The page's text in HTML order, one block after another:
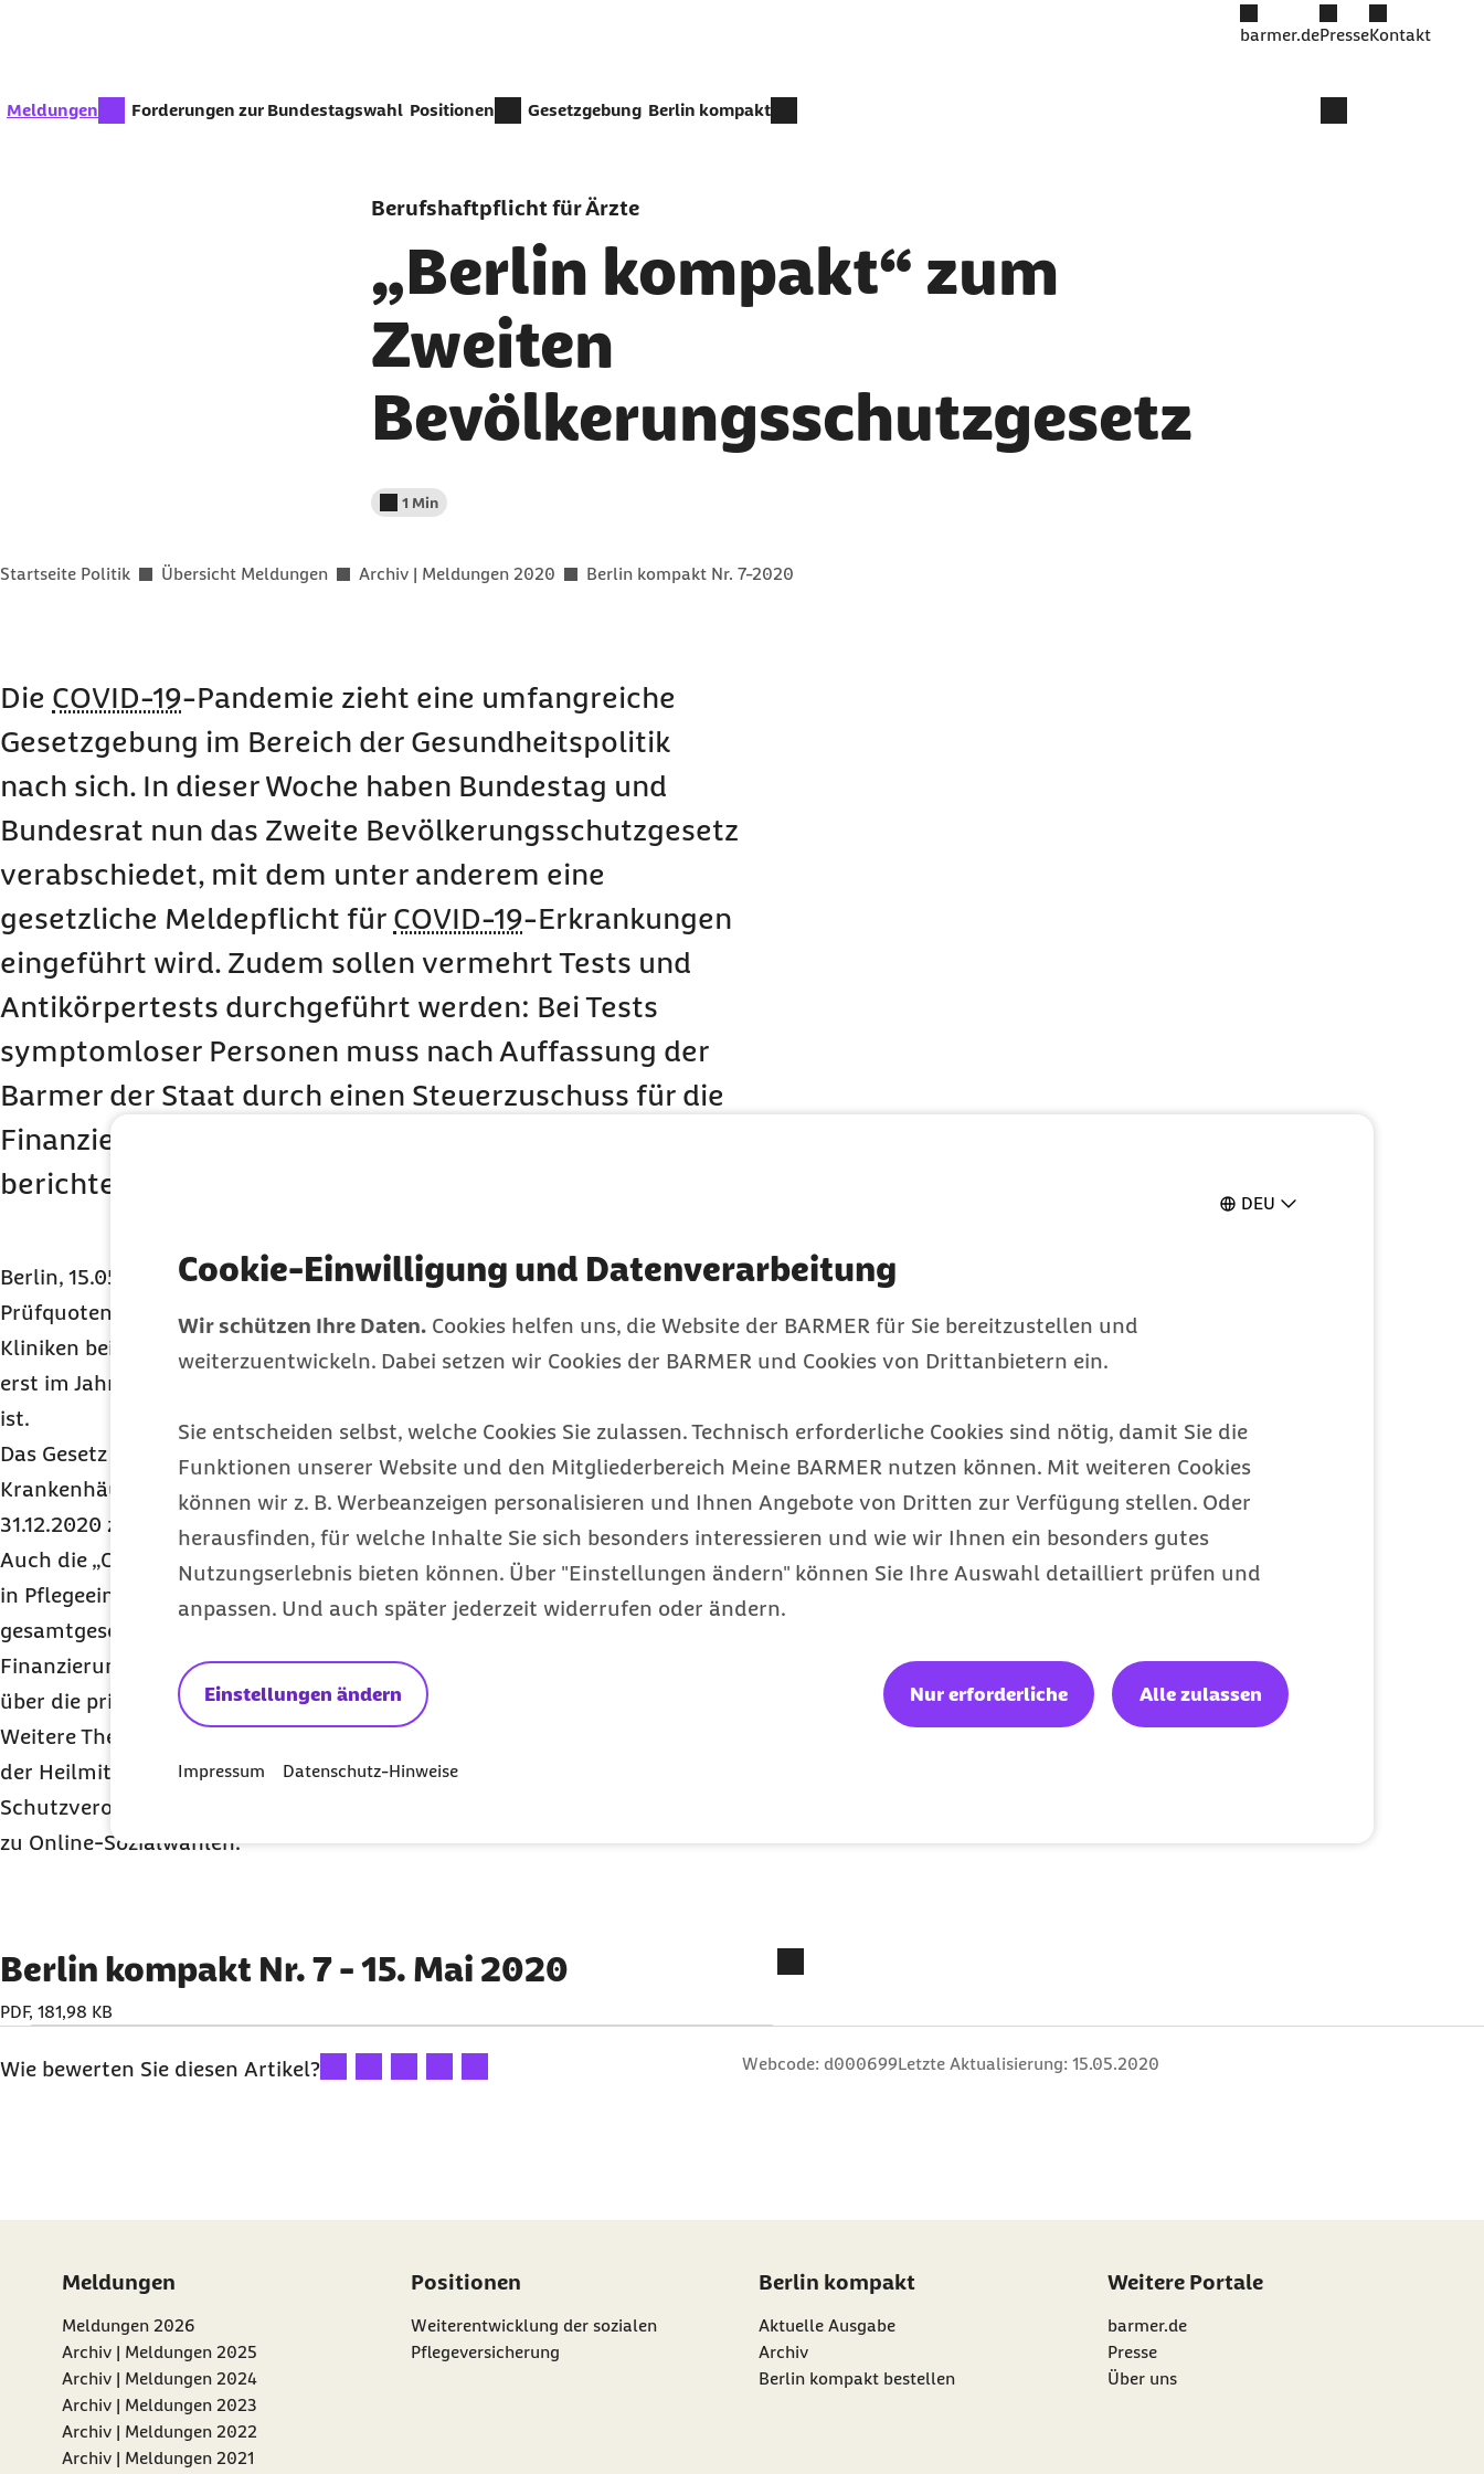
DEU
Cookie-Einwilligung und Datenverarbeitung
Wir schützen Ihre Daten. Cookies helfen uns, die Website der BARMER für Sie bereitzustellen und
weiterzuentwickeln. Dabei setzen wir Cookies der BARMER und Cookies von Drittanbietern ein.
Sie entscheiden selbst, welche Cookies Sie zulassen. Technisch erforderliche Cookies sind nötig, damit Sie die
Funktionen unserer Website und den Mitgliederbereich Meine BARMER nutzen können. Mit weiteren Cookies
können wir z. B. Werbeanzeigen personalisieren und Ihnen Angebote von Dritten zur Verfügung stellen. Oder
herausfinden, für welche Inhalte Sie sich besonders interessieren und wie wir Ihnen ein besonders gutes
Nutzungserlebnis bieten können. Über "Einstellungen ändern" können Sie Ihre Auswahl detailliert prüfen und
anpassen. Und auch später jederzeit widerrufen oder ändern.
Einstellungen ändern Nur erforderliche Alle zulassen
Impressum Datenschutz-Hinweise
barmer.dePresseKontakt
zur Zeit aktiv:
Meldungen Forderungen zur Bundestagswahl Positionen Gesetzgebung Berlin kompakt
Berufshaftpflicht für Ärzte
„Berlin kompakt“ zum
Zweiten
Bevölkerungsschutzgesetz
Lesedauer weniger als
1 Min
Sie befinden sich hier:
Startseite Politik Übersicht Meldungen Archiv | Meldungen 2020 Berlin kompakt Nr. 7-2020
Die COVID-19-Pandemie zieht eine umfangreiche
Gesetzgebung im Bereich der Gesundheitspolitik
nach sich. In dieser Woche haben Bundestag und
Bundesrat nun das Zweite Bevölkerungsschutzgesetz
verabschiedet, mit dem unter anderem eine
gesetzliche Meldepflicht für COVID-19-Erkrankungen
eingeführt wird. Zudem sollen vermehrt Tests und
Antikörpertests durchgeführt werden: Bei Tests
symptomloser Personen muss nach Auffassung der
Barmer der Staat durch einen Steuerzuschuss für die
Finanzierung aufkommen. „Berlin kompakt“
berichtet.
Berlin, 15.05.2020 – Mit dem Zweiten Bevölkerungsschutzgesetz wird das
Prüfquotensystem für Krankenhausabrechnungen verschoben, um die
Kliniken bei der Bewältigung der COVID-19
-Pandemie zu entlasten. Es wird
erst im Jahr 2022 eingeführt, was aus Sicht der Barmer nachvollziehbar
ist.
Das Gesetz regelt zudem, dass der zur Verbesserung der Liquidität der
Krankenhäuser eingeführte erhöhte Pflegeentgeltwert begrenzt bis zum
31.12.2020 zur Anwendung kommt.
Auch die „Corona-Prämie“ zur Anerkennung der Arbeit von Beschäftigten
in Pflegeeinrichtungen ist Inhalt des Gesetzes. Die Prämie ist wichtig und
gesamtgesellschaftlich von großer Bedeutung. Deshalb muss ihre
Finanzierung über die Länder, den Bund und die Arbeitgeber sowie anteilig
über die private Pflegeversicherung sichergestellt werden.
Weitere Themen des Newsletters sind die Zahlungen zur Sicherstellung
der Heilmittelversorgung ( COVID-19-Versorgungsstrukturen-
Schutzverordnung) sowie die gesetzliche Neuregelung für Modellprojekte
zu Online-Sozialwahlen.
Berlin kompakt Nr. 7 - 15. Mai 2020
PDF, 181,98 KB
Wie bewerten Sie diesen Artikel?Ihre Bewertung: 1 Stern
Ihre Bewertung: 2 Sterne
Ihre Bewertung: 3 Sterne
Ihre Bewertung: 4 Sterne
Ihre Bewertung: 5 Sterne Webcode: d000699Letzte Aktualisierung: 15.05.2020
Meldungen
Meldungen 2026
Archiv | Meldungen 2025
Archiv | Meldungen 2024
Archiv | Meldungen 2023
Archiv | Meldungen 2022
Archiv | Meldungen 2021
Positionen
Weiterentwicklung der sozialen
Pflegeversicherung
Berlin kompakt
Aktuelle Ausgabe
Archiv
Berlin kompakt bestellen
Weitere Portale
barmer.de
Presse
Über uns